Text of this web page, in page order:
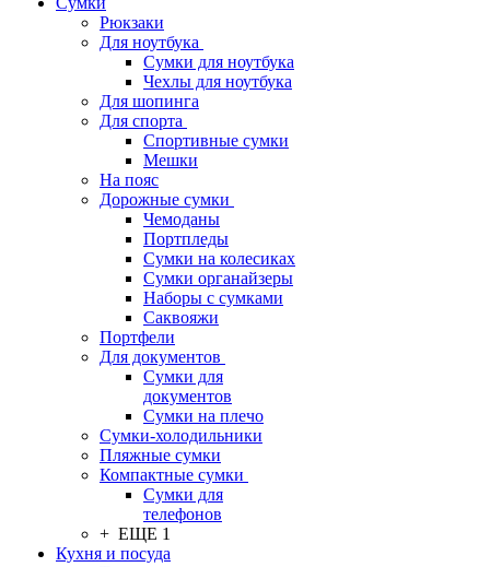
Рюкзаки
Для ноутбука
Сумки для ноутбука
Чехлы для ноутбука
Для шопинга
Для спорта
Спортивные сумки
Мешки
На пояс
Дорожные сумки
Чемоданы
Портпледы
Сумки на колесиках
Сумки органайзеры
Наборы с сумками
Саквояжи
Портфели
Для документов
Сумки для
документов
Сумки на плечо
Сумки-холодильники
Пляжные сумки
Компактные сумки
Сумки для
телефонов
+ ЕЩЕ 1
Кухня и посуда